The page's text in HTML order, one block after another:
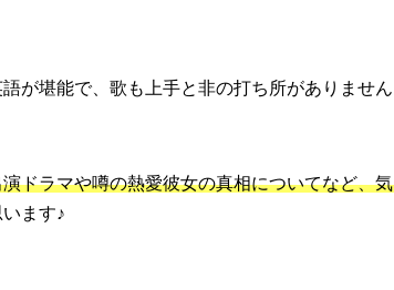
が堪能で、歌も上手と非の打ち所がありません
ドラマや噂の熱愛彼女の真相についてなど、
ます♪